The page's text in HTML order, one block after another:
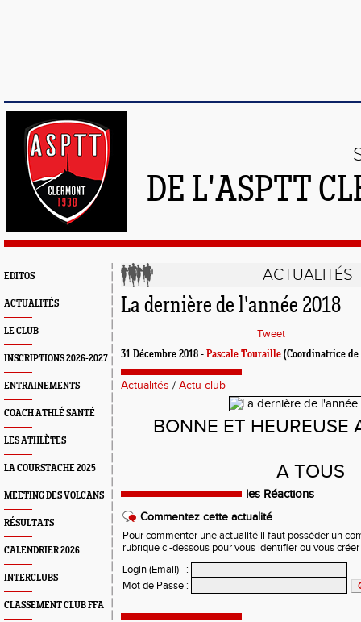
DE L'ASPTT
EDITOS
ACTUALITÉS
LE CLUB
INSCRIPTIONS 2026-2027
ENTRAINEMENTS
COACH ATHLÉ SANTÉ
LES ATHLÈTES
LA COURSTACHE 2025
MEETING DES VOLCANS
RÉSULTATS
CALENDRIER 2026
INTERCLUBS
CLASSEMENT CLUB FFA
ACTUALITÉS
La dernière de l'année 2018
Tweet
31 Décembre 2018 - Pascale Touraille (Coordinatrice
Actualités / Actu club
BONNE ET HEUREUSE
A TOUS
les Réactions
Commentez cette actualité
Pour commenter une actualité il faut posséder un
rubrique ci-dessous pour vous identifier ou vous
Login (Email)
:
Mot de Passe :